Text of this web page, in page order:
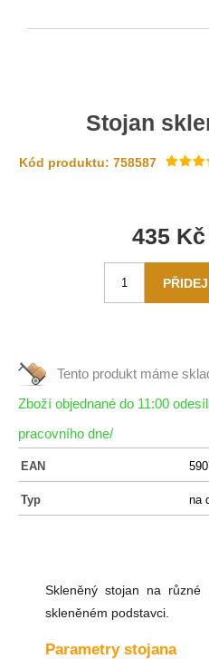
Stojan
Kód produktu: 758587
435 Kč
Tento produkt máme
Zboží objednané do 11:00
pracovního dne/
EAN
Typ na
Skleněný stojan na různé
skleněném podstavci.
Parametry stojana